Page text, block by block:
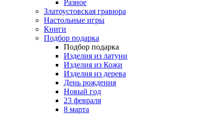
Разное
Златоустовская гравюра
Настольные игры
Книги
Подбор подарка
Подбор подарка
Изделия из латуни
Изделия из Кожи
Изделия из дерева
День рождения
Новый год
23 февраля
8 марта